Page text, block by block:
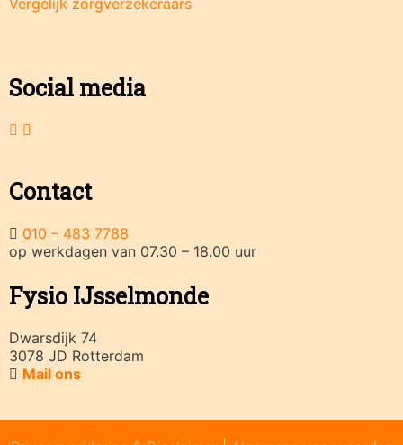
Vergelijk zorgverzekeraars
Social media
Contact
010 – 483 7788
op werkdagen van 07.30 – 18.00 uur
Fysio IJsselmonde
Dwarsdijk 74
3078 JD Rotterdam
Mail ons